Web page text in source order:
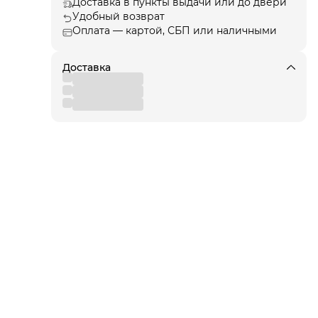
Удобный возврат
Оплата — картой, СБП или наличными
Доставка